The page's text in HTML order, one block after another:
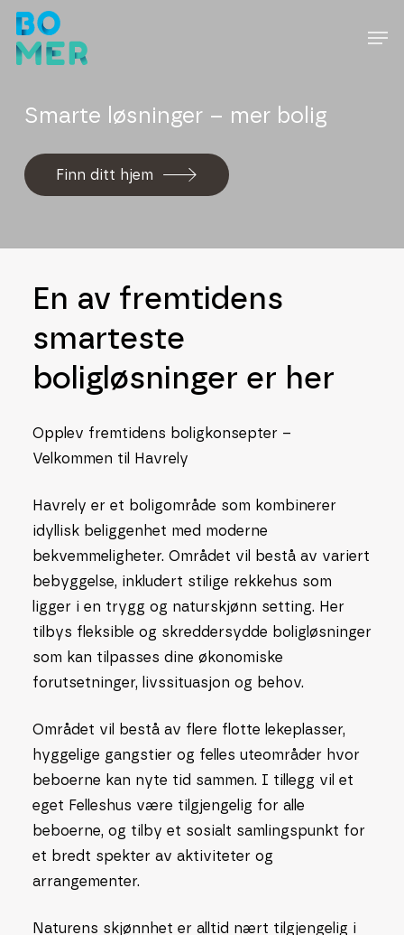
Skip
main
Smarte løsninger – mer bolig
Finn ditt hjem
En av fremtidens
smarteste
boligløsninger er her
Opplev fremtidens boligkonsepter –
Velkommen til Havrely
Havrely er et boligområde som kombinerer
idyllisk beliggenhet med moderne
bekvemmeligheter. Området vil bestå av variert
bebyggelse, inkludert stilige rekkehus som
ligger i en trygg og naturskjønn setting. Her
tilbys fleksible og skreddersydde boligløsninger
som kan tilpasses dine økonomiske
forutsetninger, livssituasjon og behov.
Området vil bestå av flere flotte lekeplasser,
hyggelige gangstier og felles uteområder hvor
beboerne kan nyte tid sammen. I tillegg vil et
eget Felleshus være tilgjengelig for alle
beboerne, og tilby et sosialt samlingspunkt for
et bredt spekter av aktiviteter og
arrangementer.
Naturens skjønnhet er alltid nært tilgjengelig i